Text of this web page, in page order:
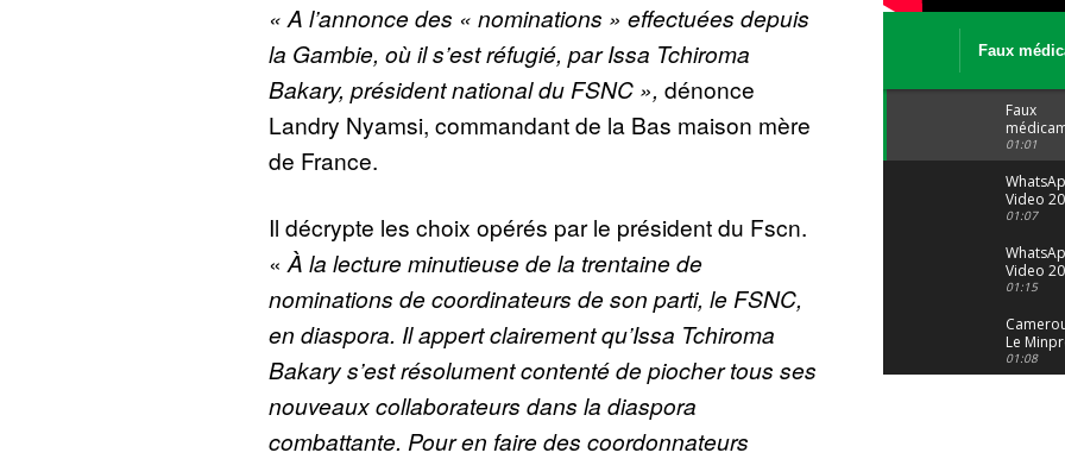
« A l’annonce des « nominations » effectuées depuis
la Gambie, où il s’est réfugié, par Issa Tchiroma
Bakary, président national du FSNC », dénonce
Landry Nyamsi, commandant de la Bas maison mère
de France.
Il décrypte les choix opérés par le président du Fscn.
« À la lecture minutieuse de la trentaine de
nominations de coordinateurs de son parti, le FSNC,
en diaspora. Il appert clairement qu’Issa Tchiroma
Bakary s’est résolument contenté de piocher tous ses
nouveaux collaborateurs dans la diaspora
combattante. Pour en faire des coordonnateurs
Faux
Le trafic
Faux
: Le trafic
porte
malgré
01:01
Video
04 at 15
01:07
Video
29 at 12
01:15
Le
alerte
dérives
01:08